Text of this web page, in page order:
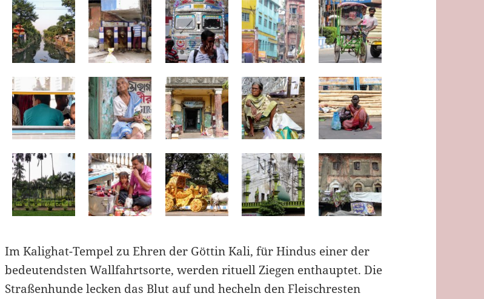
Im Kalighat-Tempel zu Ehren der Göttin Kali, für Hindus einer der
bedeutendsten Wallfahrtsorte, werden rituell Ziegen enthauptet. Die
Straßenhunde lecken das Blut auf und hecheln den Fleischresten